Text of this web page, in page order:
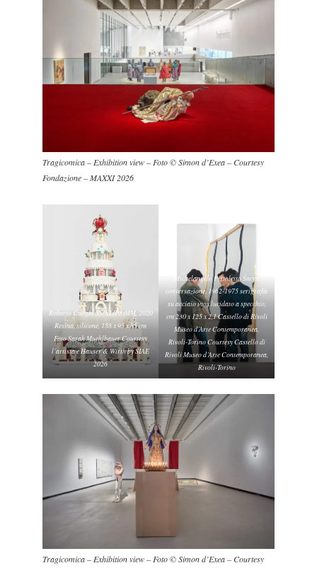
Tragicomica – Exhibition view – Foto © Simon d’Exea – Courtesy
Fondazione – MAXXI 2026
Roberto Cuoghi SS(XLIPS)MM, 2020
Resina, silicone, 158 x 95 x 85 cm
Foto Sarah Muehlbauer Courtesy
l’artista e Hauser & Wirth by SIAE
2026
Michelangelo Pistoletto Sacra
conversazione, 1962-1975 serigrafia
su acciaio inox lucidato a specchio,
cm 230 x 125 x 2,1 Castello di Rivoli
Museo d’Arte Contemporanea,
Rivoli-Torino Courtesy Castello di
Rivoli Museo d’Arte Contemporanea,
Rivoli-Torino
Tragicomica – Exhibition view – Foto © Simon d’Exea – Courtesy